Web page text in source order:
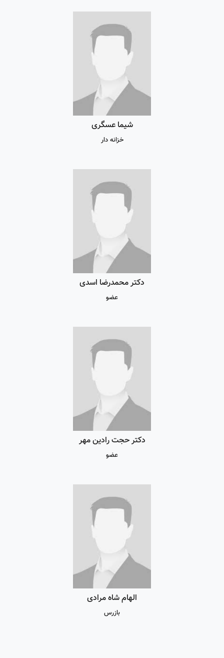
شیما عسگری
خزانه دار
دکتر محمدرضا اسدی
عضو
دکتر حجت رادین مهر
عضو
الهام شاه مرادی
بازرس